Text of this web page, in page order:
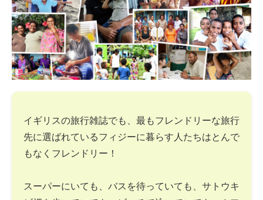
イギリスの旅行雑誌でも、最もフレンドリーな旅行
先に選ばれているフィジーに暮らす人たちはとんで
もなくフレンドリー！
スーパーにいても、バスを待っていても、サトウキ